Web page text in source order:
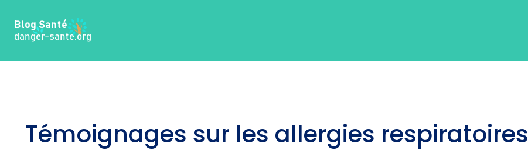
contenu
Témoignages sur les allergies respiratoires